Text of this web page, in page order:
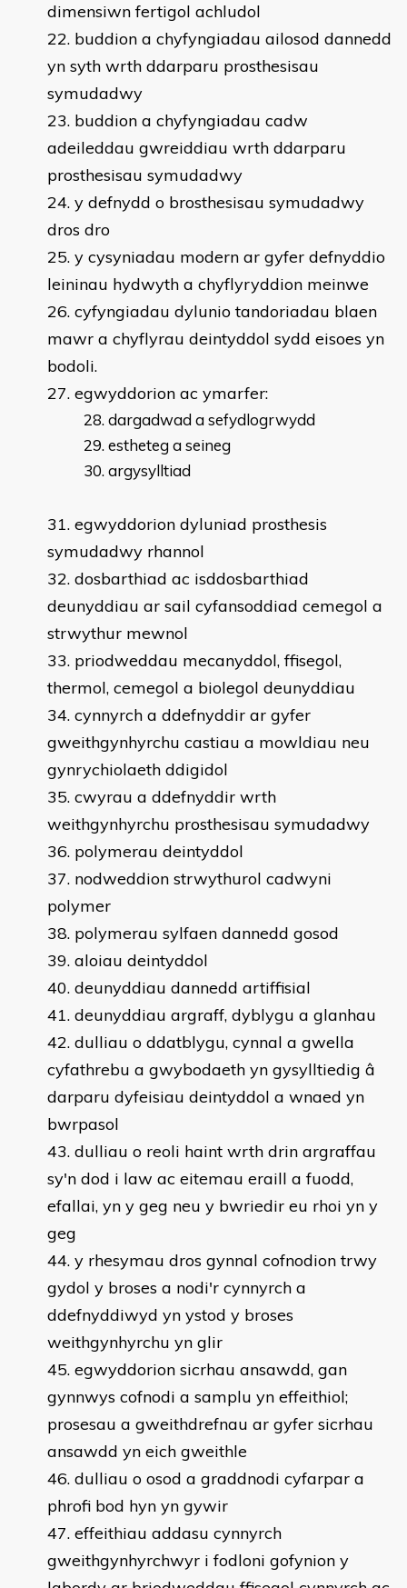
dimensiwn fertigol achludol
buddion a chyfyngiadau ailosod dannedd
yn syth wrth ddarparu prosthesisau
symudadwy
buddion a chyfyngiadau cadw
adeileddau gwreiddiau wrth ddarparu
prosthesisau symudadwy
y defnydd o brosthesisau symudadwy
dros dro
y cysyniadau modern ar gyfer defnyddio
leininau hydwyth a chyflyryddion meinwe
cyfyngiadau dylunio tandoriadau blaen
mawr a chyflyrau deintyddol sydd eisoes yn
bodoli.
egwyddorion ac ymarfer:
dargadwad a sefydlogrwydd
estheteg a seineg
argysylltiad
egwyddorion dyluniad prosthesis
symudadwy rhannol
dosbarthiad ac isddosbarthiad
deunyddiau ar sail cyfansoddiad cemegol a
strwythur mewnol
priodweddau mecanyddol, ffisegol,
thermol, cemegol a biolegol deunyddiau
cynnyrch a ddefnyddir ar gyfer
gweithgynhyrchu castiau a mowldiau neu
gynrychiolaeth ddigidol
cwyrau a ddefnyddir wrth
weithgynhyrchu prosthesisau symudadwy
polymerau deintyddol
nodweddion strwythurol cadwyni
polymer
polymerau sylfaen dannedd gosod
aloiau deintyddol
deunyddiau dannedd artiffisial
deunyddiau argraff, dyblygu a glanhau
dulliau o ddatblygu, cynnal a gwella
cyfathrebu a gwybodaeth yn gysylltiedig â
darparu dyfeisiau deintyddol a wnaed yn
bwrpasol
dulliau o reoli haint wrth drin argraffau
sy'n dod i law ac eitemau eraill a fuodd,
efallai, yn y geg neu y bwriedir eu rhoi yn y
geg
y rhesymau dros gynnal cofnodion trwy
gydol y broses a nodi'r cynnyrch a
ddefnyddiwyd yn ystod y broses
weithgynhyrchu yn glir
egwyddorion sicrhau ansawdd, gan
gynnwys cofnodi a samplu yn effeithiol;
prosesau a gweithdrefnau ar gyfer sicrhau
ansawdd yn eich gweithle
dulliau o osod a graddnodi cyfarpar a
phrofi bod hyn yn gywir
effeithiau addasu cynnyrch
gweithgynhyrchwyr i fodloni gofynion y